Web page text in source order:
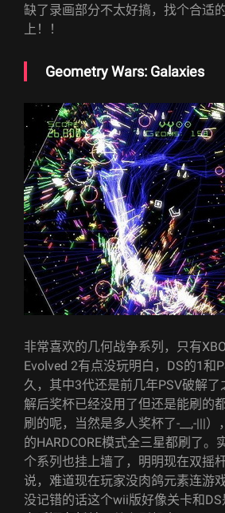
缺了录画部分不太好搞，找个合适
上！！
Geometry Wars: Galaxies
非常喜欢的几何战争系列，只有
Evolved 2有点没玩明白，DS的1和
久，其中3代还是前几年PSV破解了
解后奖杯已经没用了但还是能刷的
刷的呢，当然是多人奖杯了-__,-|||
的HARDCORE模式全三星都刷了。
个系列也挂上墙了，明明现在双摇
说，难道现在玩家没肉鸽元素连游
没记错的话这个wii版好像关卡和DS